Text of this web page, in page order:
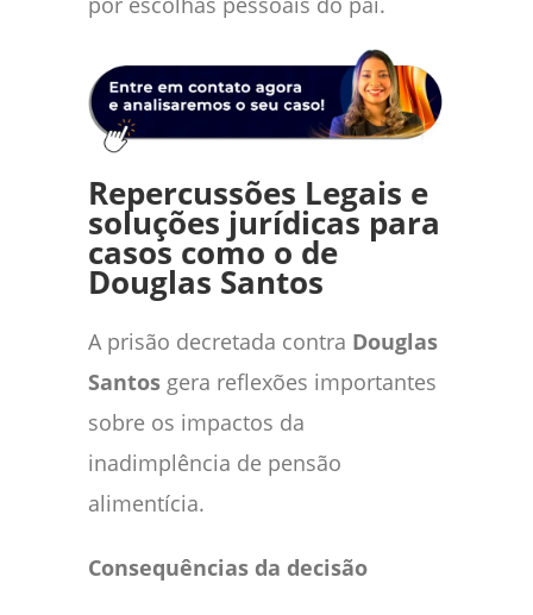
Repercussões Legais e
soluções jurídicas para
casos como o de
Douglas Santos
A prisão decretada contra Douglas
Santos gera reflexões importantes
sobre os impactos da
inadimplência de pensão
alimentícia.
Consequências da decisão